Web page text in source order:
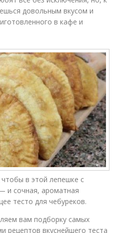
довольным вкусом и
в кафе и
в этой лепешке с
и сочная, ароматная
тесто для чебуреков.
вам подборку самых
рецептов вкуснейшего теста